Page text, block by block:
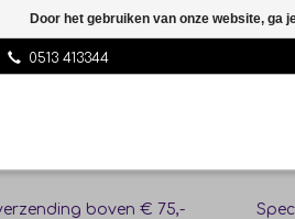
0513 413344
boven € 75,-
Door het gebruiken van onze website, ga